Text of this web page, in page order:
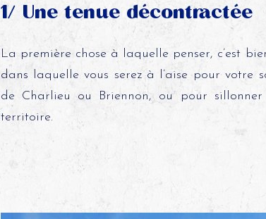
1/ Une tenue décontractée
La première chose à laquelle penser, c’est
dans laquelle vous serez à l’aise pour
de Charlieu ou Briennon, ou pour
territoire.